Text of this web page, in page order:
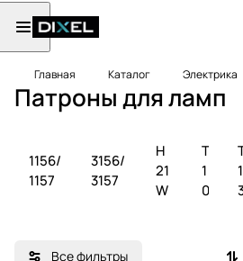
Главная Каталог Электрика
Патроны для ламп
1156/
1157
3156/
3157
H
21
W
T
1
0
T
1
3
Все фильтры